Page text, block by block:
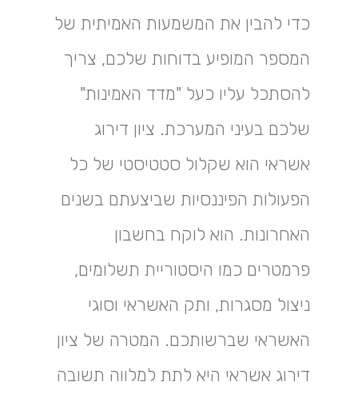
כדי להבין את המשמעות האמיתית של
המספר המופיע בדוחות שלכם, צריך
להסתכל עליו כעל "מדד האמינות"
שלכם בעיני המערכת. ציון דירוג
אשראי הוא שקלול סטטיסטי של כל
הפעולות הפיננסיות שביצעתם בשנים
האחרונות. הוא לוקח בחשבון
פרמטרים כמו היסטוריית תשלומים,
ניצול מסגרות, ותק האשראי וסוגי
האשראי שברשותכם. המטרה של ציון
דירוג אשראי היא לתת למלווה תשובה